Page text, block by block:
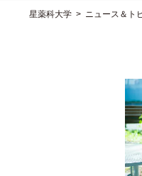
星薬科大学 > ニュース＆ト